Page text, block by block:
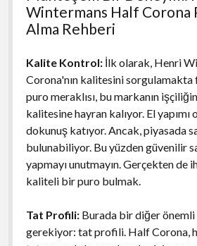
Wintermans Half Corona
Alma Rehberi
Kalite Kontrol:İlk olarak, Henri
Corona'nın kalitesini sorgulamakta
puro meraklısı, bu markanın
kalitesine hayran kalıyor. El yapımı
dokunuş katıyor. Ancak, piyasada
bulunabiliyor. Bu yüzden güvenilir
yapmayı unutmayın. Gerçekten de
kaliteli bir puro bulmak.
Tat Profili:Burada bir diğer
gerekiyor: tat profili. Half Corona,